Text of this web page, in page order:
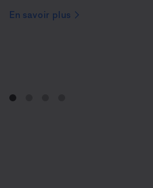
En savoir plus